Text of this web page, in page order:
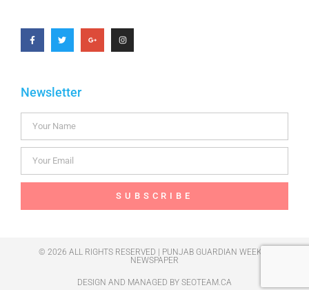
Newsletter
SUBSCRIBE
© 2026 ALL RIGHTS RESERVED | PUNJAB GUARDIAN WEEKLY
NEWSPAPER
DESIGN AND MANAGED BY SEOTEAM.CA